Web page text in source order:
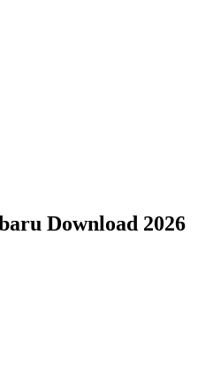
Download 2026